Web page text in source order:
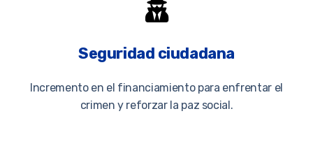
Seguridad ciudadana
Incremento en el financiamiento para enfrentar el
crimen y reforzar la paz social.